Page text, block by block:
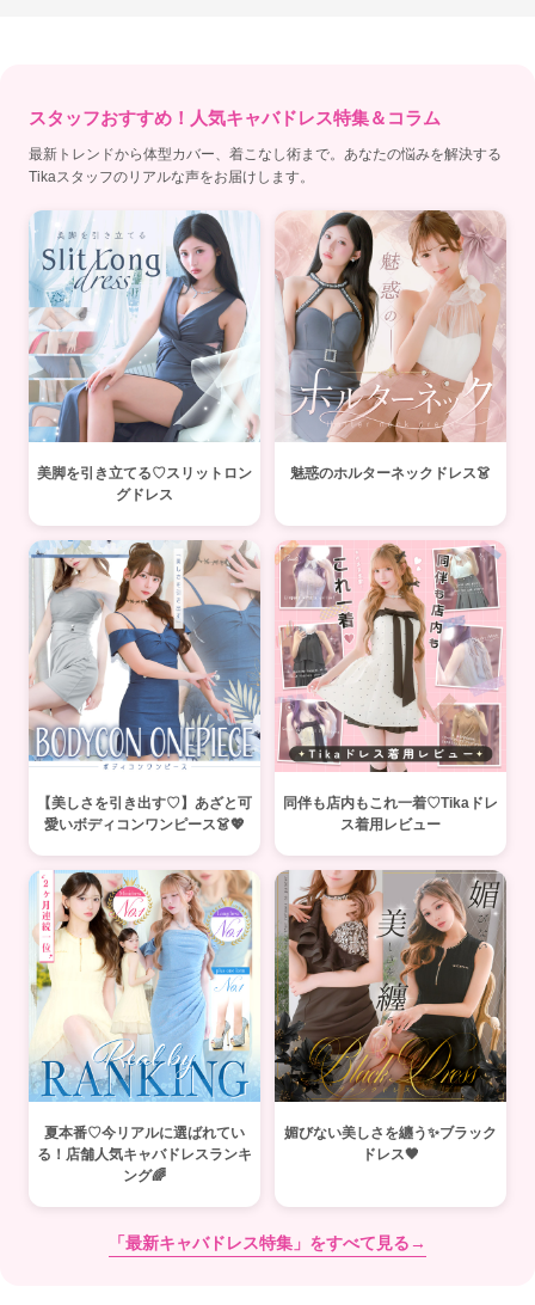
スタッフおすすめ！人気キャバドレス特集＆コラム
最新トレンドから体型カバー、着こなし術まで。あなたの悩みを解決する
Tikaスタッフのリアルな声をお届けします。
美脚を引き立てる♡スリットロン
グドレス
魅惑のホルターネックドレス👗
【美しさを引き出す♡】あざと可
愛いボディコンワンピース👗💖
同伴も店内もこれ一着♡Tikaドレ
ス着用レビュー
夏本番♡今リアルに選ばれてい
る！店舗人気キャバドレスランキ
ング🌈
媚びない美しさを纏う✨ブラック
ドレス🖤
「最新キャバドレス特集」をすべて見る→